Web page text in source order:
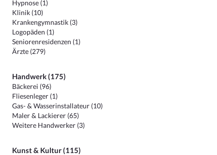
Hypnose (1)
Klinik (10)
Krankengymnastik (3)
Logopäden (1)
Seniorenresidenzen (1)
Ärzte (279)
Handwerk (175)
Bäckerei (96)
Fliesenleger (1)
Gas- & Wasserinstallateur (10)
Maler & Lackierer (65)
Weitere Handwerker (3)
Kunst & Kultur (115)